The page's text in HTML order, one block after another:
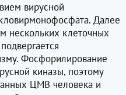
вирусной
Далее
нескольких клеточных
Фосфорилирование
киназы, поэтому
ЦМВ человека и